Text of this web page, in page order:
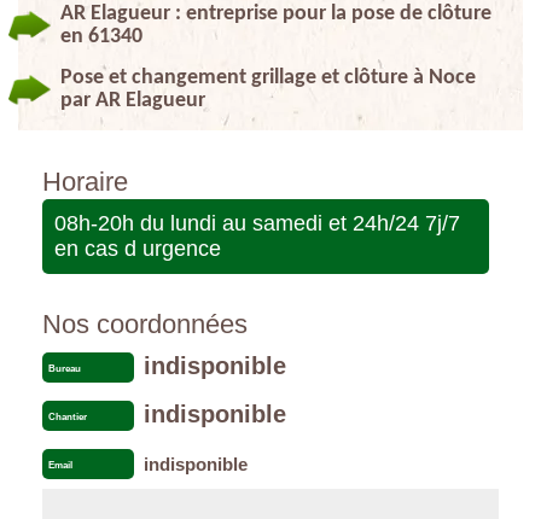
AR Elagueur : entreprise pour la pose de clôture
en 61340
Pose et changement grillage et clôture à Noce
par AR Elagueur
Horaire
08h-20h du lundi au samedi et 24h/24 7j/7
en cas d urgence
Nos coordonnées
Bureau indisponible
Chantier indisponible
Email indisponible